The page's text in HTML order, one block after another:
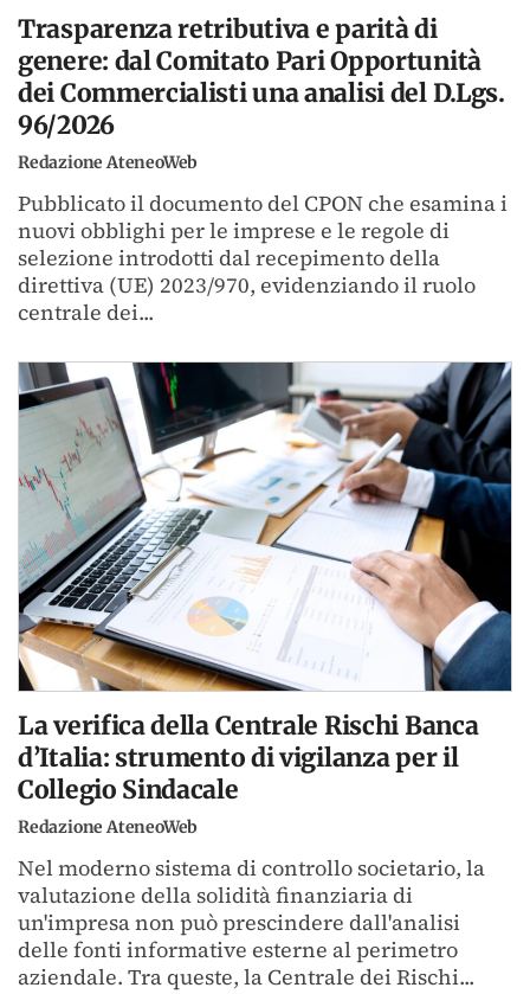
Trasparenza retributiva e parità di
genere: dal Comitato Pari Opportunità
dei Commercialisti una analisi del D.Lgs.
96/2026
Redazione AteneoWeb
Pubblicato il documento del CPON che esamina i
nuovi obblighi per le imprese e le regole di
selezione introdotti dal recepimento della
direttiva (UE) 2023/970, evidenziando il ruolo
centrale dei...
La verifica della Centrale Rischi Banca
d’Italia: strumento di vigilanza per il
Collegio Sindacale
Redazione AteneoWeb
Nel moderno sistema di controllo societario, la
valutazione della solidità finanziaria di
un'impresa non può prescindere dall'analisi
delle fonti informative esterne al perimetro
aziendale. Tra queste, la Centrale dei Rischi...